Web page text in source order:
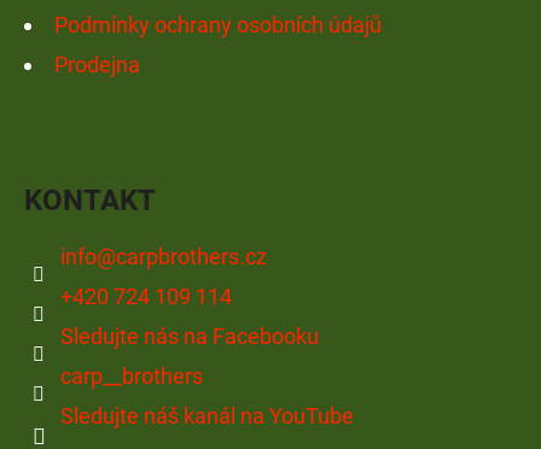
Podmínky ochrany osobních údajů
Prodejna
KONTAKT
info@carpbrothers.cz
+420 724 109 114
Sledujte nás na Facebooku
carp__brothers
Sledujte náš kanál na YouTube